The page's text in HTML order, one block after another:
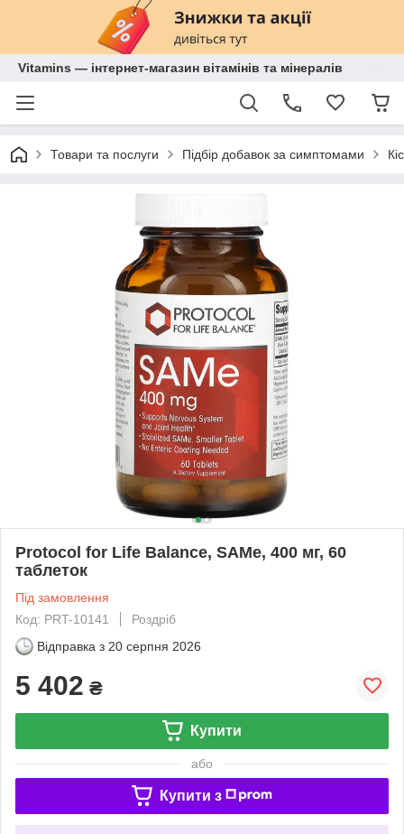
Vitamins — інтернет-магазин вітамінів та мінералів
Товари та послуги Підбір добавок за симптомами
Protocol for Life Balance, SAMe, 400 мг, 60
таблеток
Під замовлення
Код: PRT-10141
Роздріб
Відправка з 20 серпня 2026
5 402 ₴
Купити
або
Купити з